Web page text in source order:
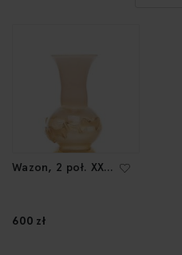
Wazon, 2 poł. XX
600 zł